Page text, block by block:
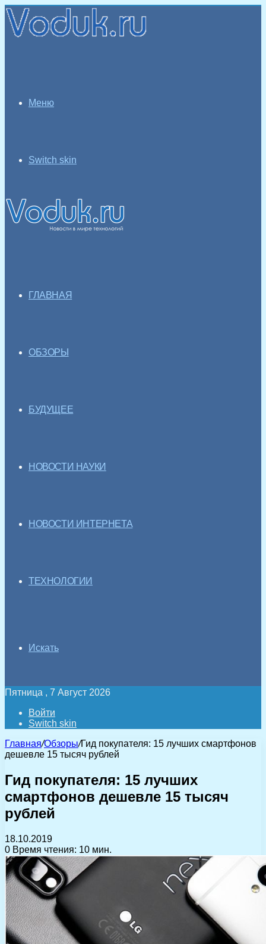
Меню
Switch skin
ГЛАВНАЯ
ОБЗОРЫ
БУДУЩЕЕ
НОВОСТИ НАУКИ
НОВОСТИ ИНТЕРНЕТА
ТЕХНОЛОГИИ
Искать
Пятница , 7 Август 2026
Войти
Switch skin
Главная/Обзоры/Гид покупателя: 15 лучших смартфонов
дешевле 15 тысяч рублей
Гид покупателя: 15 лучших
смартфонов дешевле 15 тысяч
рублей
18.10.2019
0 Время чтения: 10 мин.